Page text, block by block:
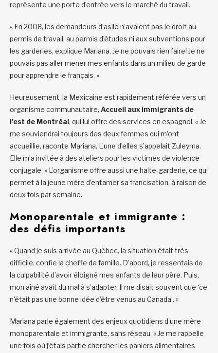
représente une porte d’entrée vers le marché du travail.
« En 2008, les demandeurs d’asile n’avaient pas le droit au
permis de travail, au permis d’études ni aux subventions pour
les garderies, explique Mariana. Je ne pouvais rien faire! Je ne
pouvais pas aller mener mes enfants dans un milieu de garde
pour apprendre le français. »
Heureusement, la Mexicaine est rapidement référée vers un
organisme communautaire, Accueil aux immigrants de
l’est de Montréal, qui lui offre des services en espagnol. « Je
me souviendrai toujours des deux femmes qui m’ont
accueillie, raconte Mariana. L’une d’elles s’appelait Zuleyma.
Elle m’a invitée à des ateliers pour les victimes de violence
conjugale. » L’organisme offre aussi une halte-garderie, ce qui
permet à la jeune mère d’entamer sa francisation, à raison de
deux fois par semaine.
Monoparentale et immigrante :
des défis importants
« Quand je suis arrivée au Québec, la situation était très
difficile, confie la cheffe de famille. D’abord, je ressentais de
la culpabilité d’avoir éloigné mes enfants de leur père. Puis,
mon aîné avait du mal à s’adapter. Il me disait souvent que ‘ce
n’était pas une bonne idée d’être venus au Canada’. »
Mariana parle également des enjeux quotidiens d’une mère
monoparentale et immigrante, sans réseau. « Je me rappelle
une fois où j’étais partie chercher les paniers alimentaires